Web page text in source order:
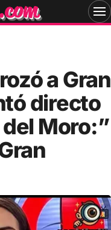
a Gran
directo
Moro:”